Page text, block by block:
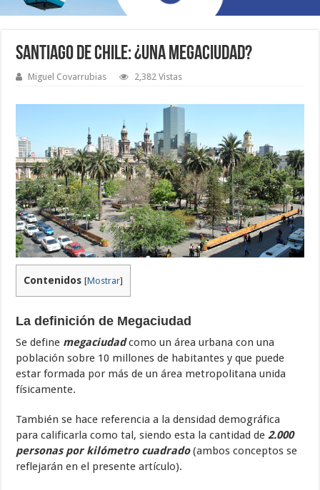
Santiago De Chile: ¿Una Megaciudad?
Miguel Covarrubias 2,382 Vistas
Contenidos [Mostrar]
La definición de Megaciudad
Se define megaciudadcomo un área urbana con una
población sobre 10 millones de habitantes y que puede
estar formada por más de un área metropolitana unida
físicamente.
También se hace referencia a la densidad demográfica
para calificarla como tal, siendo esta la cantidad de2.000
personas por kilómetro cuadrado(ambos conceptos se
reflejarán en el presente artículo).